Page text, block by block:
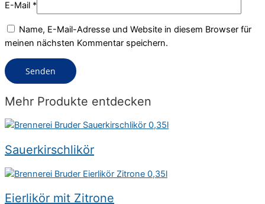
E-Mail *
Name, E-Mail-Adresse und Website in diesem Browser für
meinen nächsten Kommentar speichern.
Mehr Produkte entdecken
Sauerkirschlikör
Eierlikör mit Zitrone